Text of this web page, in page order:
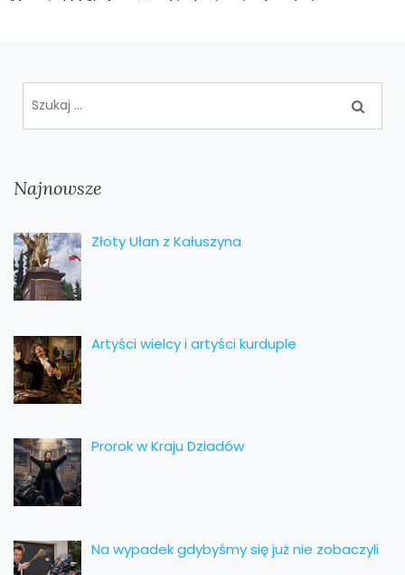
Najnowsze
Złoty Ułan z Kałuszyna
Artyści wielcy i artyści kurduple
Prorok w Kraju Dziadów
Na wypadek gdybyśmy się już nie zobaczyli